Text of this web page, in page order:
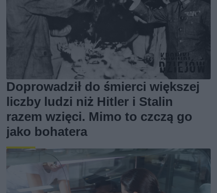
Doprowadził do śmierci większej
liczby ludzi niż Hitler i Stalin
razem wzięci. Mimo to czczą go
jako bohatera